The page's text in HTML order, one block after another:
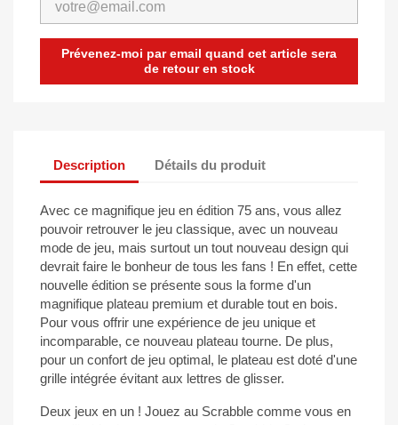
Prévenez-moi par email quand cet article sera
de retour en stock
Description Détails du produit
Avec ce magnifique jeu en édition 75 ans, vous allez
pouvoir retrouver le jeu classique, avec un nouveau
mode de jeu, mais surtout un tout nouveau design qui
devrait faire le bonheur de tous les fans ! En effet, cette
nouvelle édition se présente sous la forme d'un
magnifique plateau premium et durable tout en bois.
Pour vous offrir une expérience de jeu unique et
incomparable, ce nouveau plateau tourne. De plus,
pour un confort de jeu optimal, le plateau est doté d'une
grille intégrée évitant aux lettres de glisser.
Deux jeux en un ! Jouez au Scrabble comme vous en